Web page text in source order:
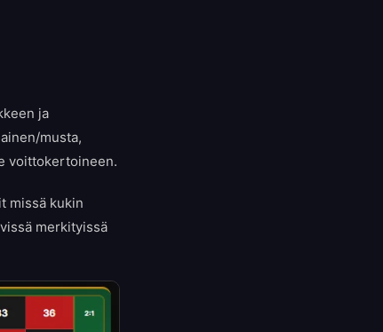
ja
musta,
voittokertoineen.
missä kukin
merkityissä